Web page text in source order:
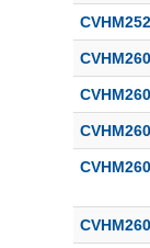
Lãnh đạo(-)
Người
Tin tức(-)
Bài viết của